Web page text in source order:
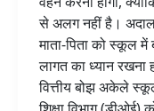
से अलग नहीं है।
माता-पिता को स्कूल
लागत का ध्यान रखना
वित्तीय बोझ अकेले